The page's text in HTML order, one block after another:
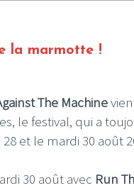
la marmotte !
The Machine
le festival, qui a
et le mardi 30 août
30 août avec Run